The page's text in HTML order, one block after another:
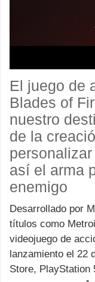
El juego de
Blades of
nuestro
de la
así el arma
enemigo
Desarrollado por
títulos como
videojuego de
lanzamiento el 22
Store, PlayStation